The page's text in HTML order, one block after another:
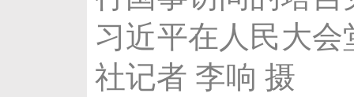
习近平在人民大
社记者 李响 摄